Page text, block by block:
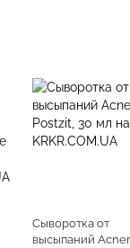
Сыворотка от
высыпаний